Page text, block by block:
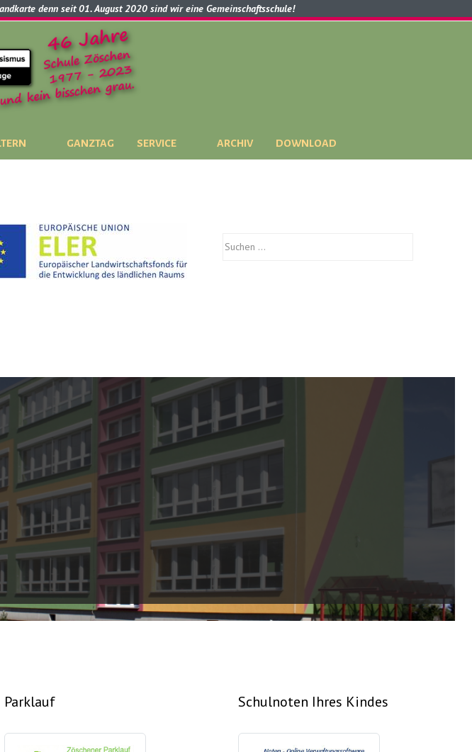
denn seit 01. August 2020 sind wir eine Gemeinschaftsschule!
GANZTAG SERVICE ARCHIV DOWNLOAD
Parklauf Schulnoten Ihres Kindes